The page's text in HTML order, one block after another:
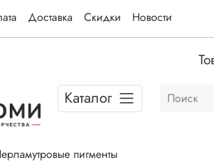
Доставка Скидки Новости
Каталог
пигменты